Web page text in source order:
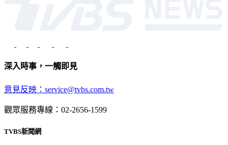
深入時事，一觸即見
意見反映：service@tvbs.com.tw
觀眾服務專線：02-2656-1599
TVBS新聞網